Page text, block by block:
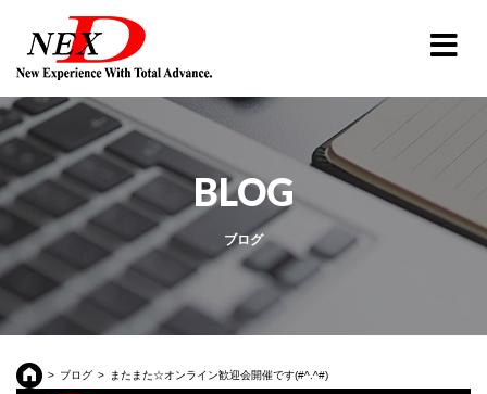
BLOG
ブログ
ブログ またまた☆オンライン歓迎会開催です(#^.^#)